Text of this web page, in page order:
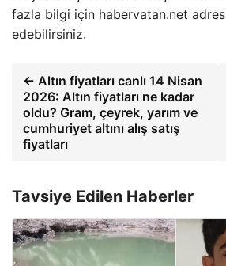
fazla bilgi için habervatan.net
edebilirsiniz.
← Altın fiyatları canlı 14 Nisan
2026: Altın fiyatları ne kadar
oldu? Gram, çeyrek, yarım ve
cumhuriyet altını alış satış
fiyatları
Tavsiye Edilen Haberler